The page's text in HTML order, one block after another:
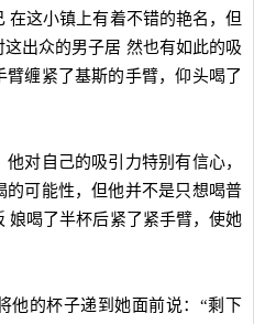
在这小镇上有着不错的艳名，但
出众的男子居 然也有如此的吸
缠紧了基斯的手臂，仰头喝了
自己的吸引力特别有信心，
可能性，但他并不是只想喝普
娘喝了半杯后紧了紧手臂，使她
的杯子递到她面前说：“剩下